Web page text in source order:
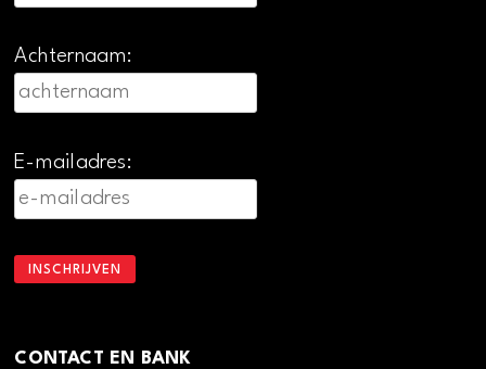
Achternaam:
E-mailadres:
CONTACT EN BANK